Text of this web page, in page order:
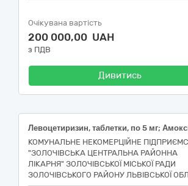
Очікувана вартість
200 000,00 UAH
з ПДВ
Дивитись
КОМУНАЛЬНЕ НЕКОМЕРЦІЙНЕ
"ЗОЛОЧІВСЬКА ЦЕНТРАЛЬНА РАЙОННА
ЛІКАРНЯ" ЗОЛОЧІВСЬКОЇ МІСЬКОЇ РАДИ
ЗОЛОЧІВСЬКОГО РАЙОНУ ЛЬВІВСЬКОЇ